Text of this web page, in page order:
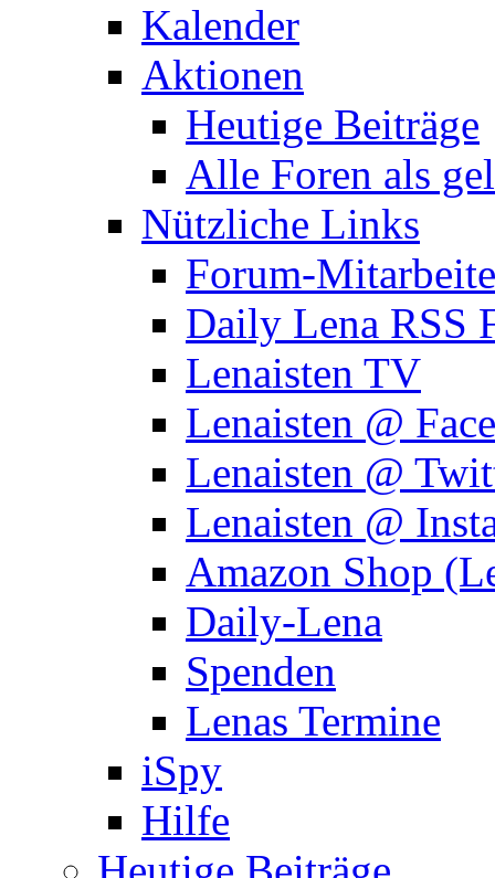
Kalender
Aktionen
Heutige Beiträge
Alle Foren als
Nützliche Links
Forum-
Daily Lena RSS
Lenaisten TV
Lenaisten @
Lenaisten @
Lenaisten @
Amazon Shop
Daily-Lena
Spenden
Lenas Termine
iSpy
Hilfe